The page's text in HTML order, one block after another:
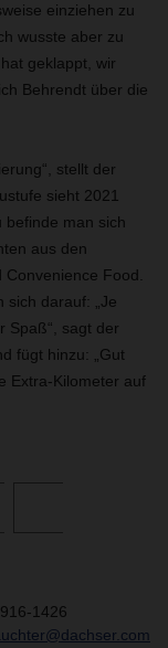
einziehen zu
wusste aber zu
geklappt, wir
Behrendt über die
stellt der
sieht 2021
befinde man sich
aus den
Food.
sich darauf: „Je
Spaß“, sagt der
fügt hinzu: „Gut
Extra-Kilometer auf
1426